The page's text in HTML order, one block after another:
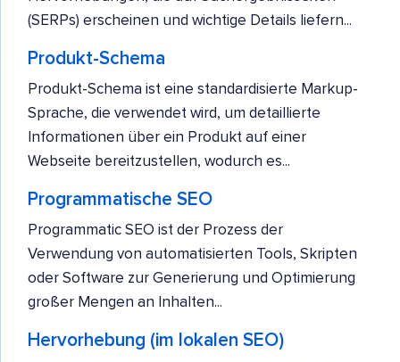
(SERPs) erscheinen und wichtige Details liefern...
Produkt-Schema
Produkt-Schema ist eine standardisierte Markup-
Sprache, die verwendet wird, um detaillierte
Informationen über ein Produkt auf einer
Webseite bereitzustellen, wodurch es...
Programmatische SEO
Programmatic SEO ist der Prozess der
Verwendung von automatisierten Tools, Skripten
oder Software zur Generierung und Optimierung
großer Mengen an Inhalten...
Hervorhebung (im lokalen SEO)